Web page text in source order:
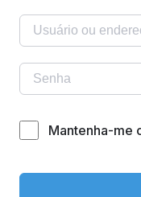
Mantenha-me